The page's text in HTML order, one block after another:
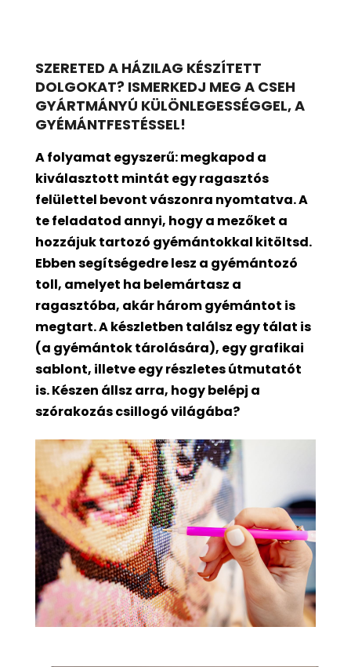
SZERETED A HÁZILAG KÉSZÍTETT
DOLGOKAT? ISMERKEDJ MEG A CSEH
GYÁRTMÁNYÚ KÜLÖNLEGESSÉGGEL, A
GYÉMÁNTFESTÉSSEL!
A folyamat egyszerű: megkapod a
kiválasztott mintát egy ragasztós
felülettel bevontvászonra nyomtatva. A
te feladatod annyi, hogy a mezőket a
hozzájuk tartozó gyémántokkal kitöltsd.
Ebben segítségedre lesz a gyémántozó
toll, amelyet ha belemártasz a
ragasztóba, akár három gyémántot is
megtart. A készletben találsz egy tálat is
(a gyémántok tárolására), egy grafikai
sablont, illetve egy részletes útmutatót
is. Készen állsz arra, hogy belépj a
szórakozás csillogó világába?